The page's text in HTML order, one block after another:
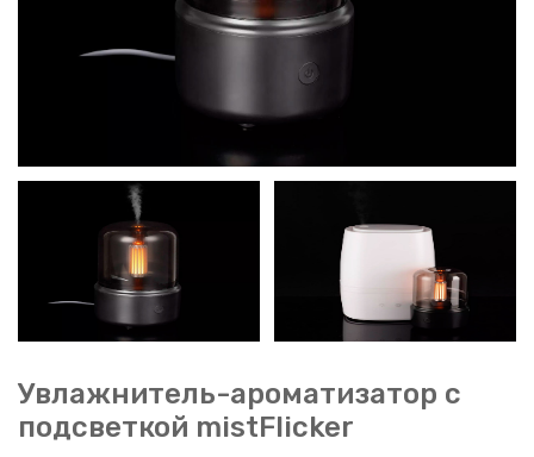
Увлажнитель-ароматизатор с
подсветкой mistFlicker